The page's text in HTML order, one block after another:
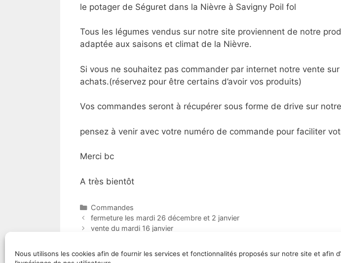
Nous utilisons les cookies afin de fournir les services et fonctionnalités proposés sur notre site et afin
le potager de Séguret dans la Nièvre à Savigny Poil fol
Tous les légumes vendus sur notre site proviennent de notre
adaptée aux saisons et climat de la Nièvre.
Si vous ne souhaitez pas commander par internet notre vente
achats.(réservez pour être certains d’avoir vos produits)
Vos commandes seront à récupérer sous forme de drive sur
pensez à venir avec votre numéro de commande pour faciliter
Merci bc
A très bientôt
Catégories
Commandes
fermeture les mardi 26 décembre et 2 janvier
vente du mardi 16 janvier